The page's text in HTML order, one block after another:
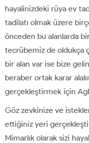
hayalinizdeki rüya ev
tadilatı olmak üzere
önceden bu alanlarda
tecrübemiz de oldukça
bir alan var ise bize
beraber ortak karar
gerçekleştirmek için
Göz zevkinize ve
ettiğiniz yeri
Mimarlık olarak sizi